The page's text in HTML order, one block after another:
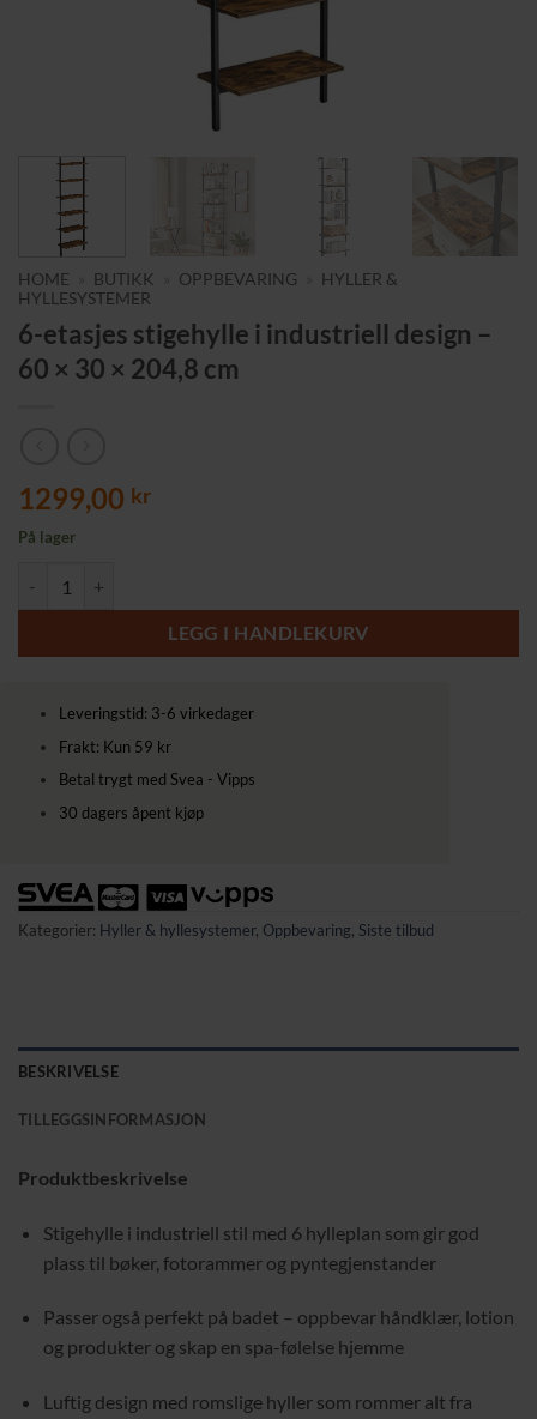
HOME BUTIKK OPPBEVARING
HYLLER &
HYLLESYSTEMER
6-etasjes stigehylle i industriell design –
60 × 30 × 204,8 cm
1299,00 kr
På lager
LEGG I HANDLEKURV
Leveringstid: 3-6 virkedager
Frakt: Kun 59 kr
Betal trygt med Svea - Vipps
30 dagers åpent kjøp
Kategorier: Hyller & hyllesystemer, Oppbevaring, Siste tilbud
BESKRIVELSE
TILLEGGSINFORMASJON
Produktbeskrivelse
Stigehylle i industriell stil med 6 hylleplan som gir god
plass til bøker, fotorammer og pyntegjenstander
Passer også perfekt på badet – oppbevar håndklær, lotion
og produkter og skap en spa-følelse hjemme
Luftig design med romslige hyller som rommer alt fra